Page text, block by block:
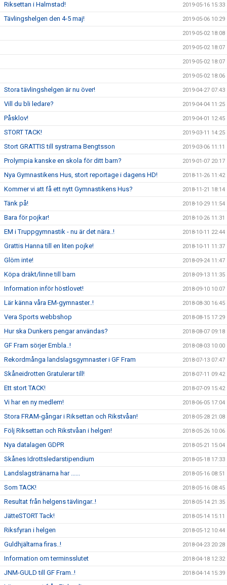
Riksettan i Halmstad! 2019-05-16 15:33
Tävlingshelgen den 4-5 maj! 2019-05-06 10:29
2019-05-02 18:08
2019-05-02 18:07
2019-05-02 18:07
2019-05-02 18:06
Stora tävlingshelgen är nu över! 2019-04-27 07:43
Vill du bli ledare? 2019-04-04 11:25
Påsklov! 2019-04-01 12:45
STORT TACK! 2019-03-11 14:25
Stort GRATTIS till systrarna Bengtsson 2019-03-06 11:11
Prolympia kanske en skola för ditt barn? 2019-01-07 20:17
Nya Gymnastikens Hus, stort reportage i dagens HD! 2018-11-26 11:42
Kommer vi att få ett nytt Gymnastikens Hus? 2018-11-21 18:14
Tänk på! 2018-10-29 11:54
Bara för pojkar! 2018-10-26 11:31
EM i Truppgymnastik - nu är det nära..! 2018-10-11 22:44
Grattis Hanna till en liten pojke! 2018-10-11 11:37
Glöm inte! 2018-09-24 11:47
Köpa dräkt/linne till barn 2018-09-13 11:35
Information inför höstlovet! 2018-09-10 10:07
Lär känna våra EM-gymnaster..! 2018-08-30 16:45
Vera Sports webbshop 2018-08-15 17:29
Hur ska Dunkers pengar användas? 2018-08-07 09:18
GF Fram sörjer Embla..! 2018-08-03 10:00
Rekordmånga landslagsgymnaster i GF Fram 2018-07-13 07:47
Skåneidrotten Gratulerar till! 2018-07-11 09:42
Ett stort TACK! 2018-07-09 15:42
Vi har en ny medlem! 2018-06-05 17:04
Stora FRAM-gångar i Riksettan och Rikstvåan! 2018-05-28 21:08
Följ Riksettan och Rikstvåan i helgen! 2018-05-26 10:06
Nya datalagen GDPR 2018-05-21 15:04
Skånes Idrottsledarstipendium 2018-05-18 17:33
Landslagstränarna har ...... 2018-05-16 08:51
Som TACK! 2018-05-16 08:45
Resultat från helgens tävlingar..! 2018-05-14 21:35
JätteSTORT Tack! 2018-05-14 15:11
Riksfyran i helgen 2018-05-12 10:44
Guldhjältarna firas..! 2018-04-23 20:28
Information om terminsslutet 2018-04-18 12:32
JNM-GULD till GF Fram..! 2018-04-14 15:39